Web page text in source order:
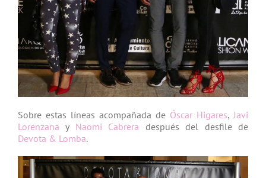
Sobre estas líneas acompañada de Óscar Higares, Javi
Lorenzana y Naomi Cabrera después del desfile de
Devota & Lomba.